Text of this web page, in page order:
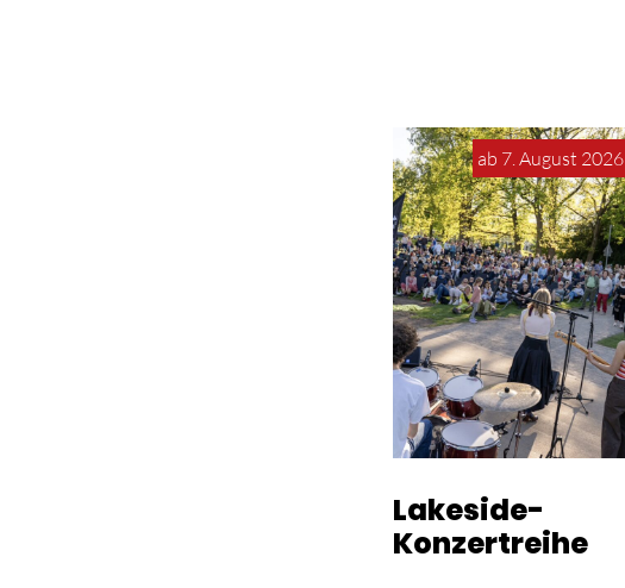
ab 7. August 2026
Lakeside-
Konzertreihe